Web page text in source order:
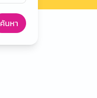
ค้นหา